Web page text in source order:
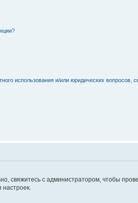
использования и/или юридических вопросов,
свяжитесь с администратором, чтобы
настроек.